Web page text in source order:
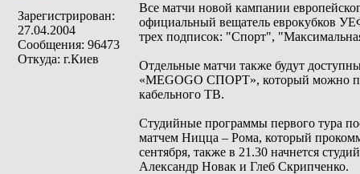
Зарегистрирован:
27.04.2004
Сообщения: 96473
Откуда: г.Киев
Все матчи новой кампании
официальный вещатель еврокубков
трех подписок: "Спорт",
Отдельные матчи также будут
«MEGOGO СПОРТ», который можно
кабельного ТВ.
Студийные программы первого тура
матчем Ницца – Рома, который
сентября, также в 21.30 начнется
Александр Новак и Глеб Скрипченко.